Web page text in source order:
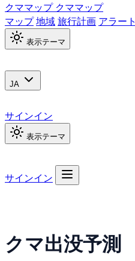
クママップ クママップ
マップ地域旅行計画 アラート
表示テーマ
JA
サインイン
表示テーマ
サインイン
クマ出没予測